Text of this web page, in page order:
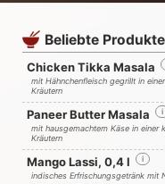
Beliebte Produkte
Chicken Tikka Masala
mit Hähnchenfleisch gegrillt in
Kräutern
Paneer Butter Masala i
mit hausgemachtem Käse in einer
Kräutern
Mango Lassi, 0,4 l i
indisches Erfrischungsgetränk mit